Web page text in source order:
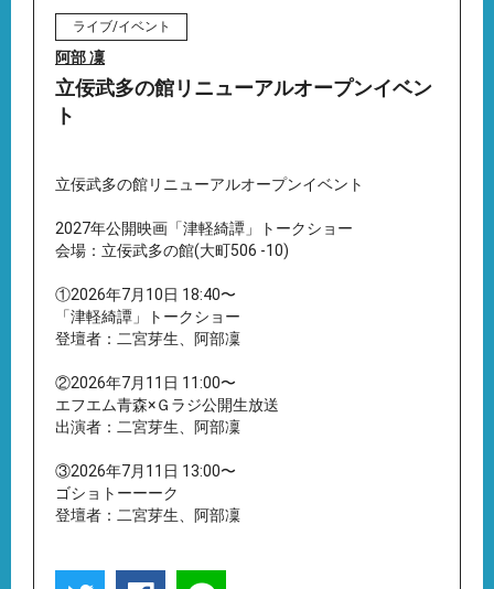
ライブ/イベント
阿部 凜
立佞武多の館リニューアルオープンイベン
ト
立佞武多の館リニューアルオープンイベント
2027年公開映画「津軽綺譚」トークショー
会場：立佞武多の館(大町506 -10)
①2026年7月10日 18:40〜
「津軽綺譚」トークショー
登壇者：二宮芽生、阿部凜
②2026年7月11日 11:00〜
エフエム青森×Ｇラジ公開生放送
出演者：二宮芽生、阿部凜
③2026年7月11日 13:00〜
ゴショトーーーク
登壇者：二宮芽生、阿部凜